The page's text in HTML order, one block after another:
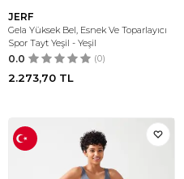
JERF
Gela Yüksek Bel, Esnek Ve Toparlayıcı
Spor Tayt Yeşil - Yeşil
0.0 (0)
2.273,70 TL